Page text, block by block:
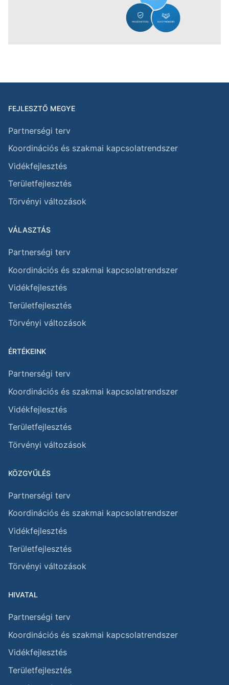
FEJLESZTŐ MEGYE
Partnerségi terv
Koordinációs és szakmai kapcsolatrendszer
Vidékfejlesztés
Területfejlesztés
Törvényi változások
VÁLASZTÁS
Partnerségi terv
Koordinációs és szakmai kapcsolatrendszer
Vidékfejlesztés
Területfejlesztés
Törvényi változások
ÉRTÉKEINK
Partnerségi terv
Koordinációs és szakmai kapcsolatrendszer
Vidékfejlesztés
Területfejlesztés
Törvényi változások
KÖZGYŰLÉS
Partnerségi terv
Koordinációs és szakmai kapcsolatrendszer
Vidékfejlesztés
Területfejlesztés
Törvényi változások
HIVATAL
Partnerségi terv
Koordinációs és szakmai kapcsolatrendszer
Vidékfejlesztés
Területfejlesztés